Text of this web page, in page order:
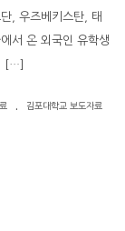
, 우즈베키스탄, 태
서 온 외국인 유학생
[…]
김포대학교 보도자료